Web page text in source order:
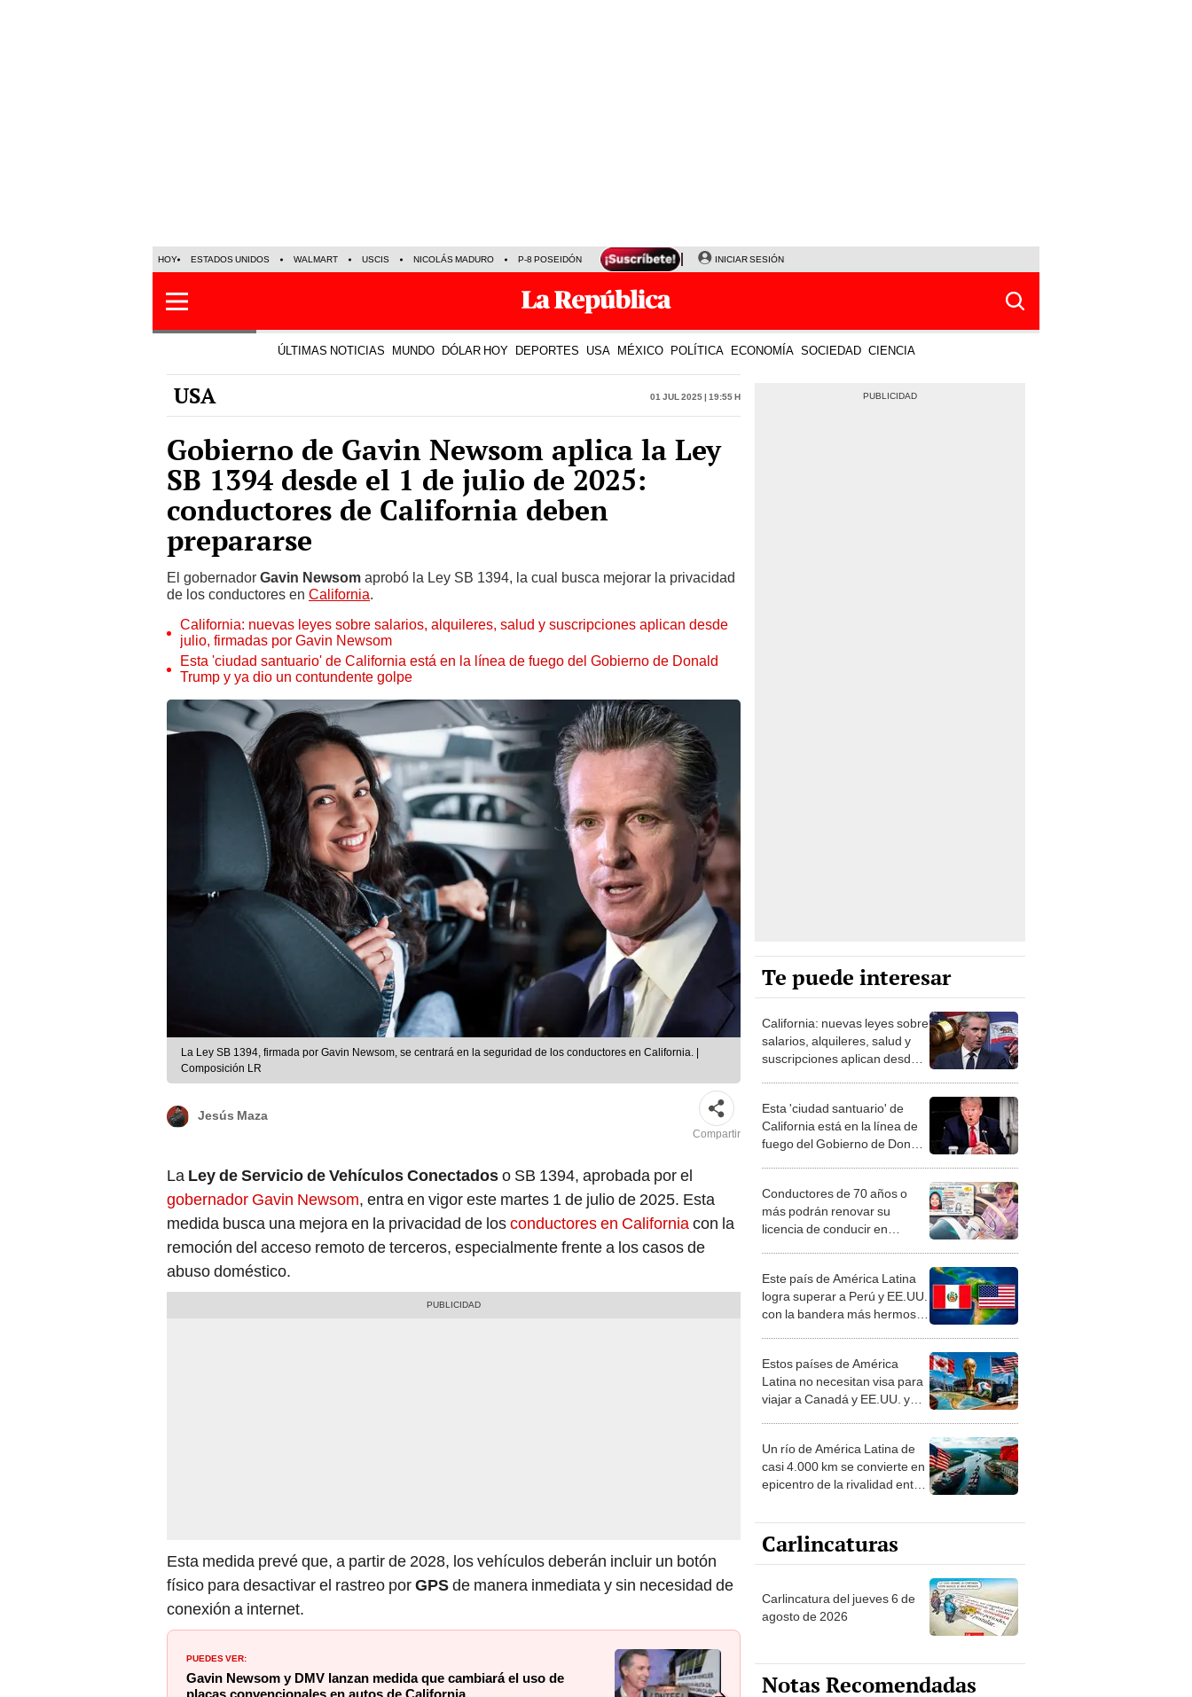
USA
Gobierno de Gavin Newsom aplica la Ley
SB 1394 desde el 1 de julio de 2025:
conductores de California deben
prepararse
El gobernadorGavin Newsom
de los conductores enCalifornia
California: nuevas leyes sobre salarios, alquileres, salud y suscripciones aplican desde
julio, firmadas por Gavin Newsom
Esta 'ciudad santuario' de California está en la línea de fuego del Gobierno de Donald
Trump y ya dio un contundente golpe
La Ley SB 1394, firmada por Gavin Newsom, se centrará en la seguridad de los conductores en California. |
Compartir
gobernador Gavin Newsom, entra en vigor este martes 1 de julio de 2025. Esta
medida busca una mejora en la privacidad de losconductores en Californiacon la
remoción del acceso remoto de terceros, especialmente frente a los casos de
abuso doméstico.
físico para desactivar el rastreo porGPS de manera inmediata y sin necesidad de
conexión a internet.
PUEDES VER:
Gavin Newsom y DMV lanzan medida que cambiará el uso de
placas convencionales en autos de California
Te puede interesar
California: nuevas leyes sobre
salarios, alquileres, salud y
suscripciones aplican desde
julio, firmadas por Gavin
Newsom
Esta 'ciudad santuario' de
California está en la línea de
fuego del Gobierno de Donald
Trump y ya dio un
contundente golpe
Conductores de 70 años o
más podrán renovar su
licencia de conducir en
California sin rendir el examen
Este país de América Latina
logra superar a Perú y EE.UU.
con la bandera más hermosa
del mundo: la respuesta te
Estos países de América
Latina no necesitan visa para
viajar a Canadá y EE.UU. y
ver los partidos del Mundial
2026
Un río de América Latina de
casi 4.000 km se convierte en
epicentro de la rivalidad entre
EE.UU. y China por comercio
y exportaciones
Carlincaturas
agosto de 2026
Notas Recomendadas